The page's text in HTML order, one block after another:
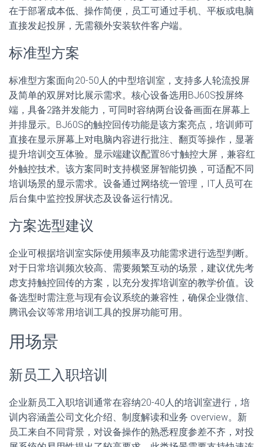
在于部署成本低、操作简便，员工可通过手机、平板或电脑
直接发起投屏，无需额外安装软件客户端。
标准型方案
标准型方案面向20-50人的中型培训室，支持多人轮流投屏
及简单的双屏对比展示需求。核心设备选用BJ60S投屏终
端，具备2路并发能力，可同时容纳两台设备画面在屏幕上
并排显示。BJ60S的触控回传功能是该方案亮点，培训师可
直接在显示屏幕上对电脑内容进行批注、翻页等操作，显著
提升培训交互体验。显示端建议配置86寸触控大屏，兼容红
外触控技术。该方案同时支持横竖屏智能切换，可适配不同
培训场景的显示需求。设备通过网络统一管理，IT人员可在
后台集中监控投屏状态及设备运行情况。
方案选型建议
企业可根据培训室实际使用频率及功能需求进行选型判断。
对于日常培训频次较高、需要频繁互动的场景，建议优先考
虑支持触控回传的方案，以充分发挥培训室的教学价值。设
备选型时需注意与现有会议系统的兼容性，确保企业微信、
腾讯会议等常用培训工具的投屏功能可用。
用场景
新员工入职培训
企业新员工入职培训通常在容纳20-40人的培训室进行，培
训内容涵盖公司文化介绍、制度解读和业务 overview。新
员工来自不同背景，对设备操作的熟悉程度参差不齐，对投